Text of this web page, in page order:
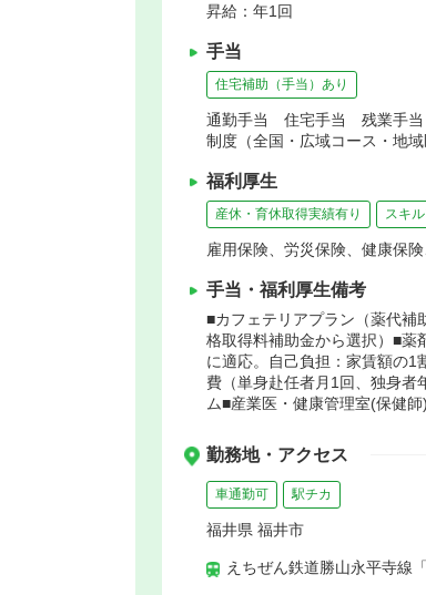
昇給：年1回
手当
住宅補助（手当）あり
通勤手当 住宅手当 残業手当
制度（全国・広域コース・地
福利厚生
産休・育休取得実績有り スキ
雇用保険、労災保険、健康保
手当・福利厚生備考
■カフェテリアプラン（薬代補
格取得料補助金から選択）■薬
に適応。自己負担：家賃額の1
費（単身赴任者月1回、独身
ム■産業医・健康管理室(保健
勤務地・アクセス
車通勤可 駅チカ
福井県 福井市
えちぜん鉄道勝山永平寺線